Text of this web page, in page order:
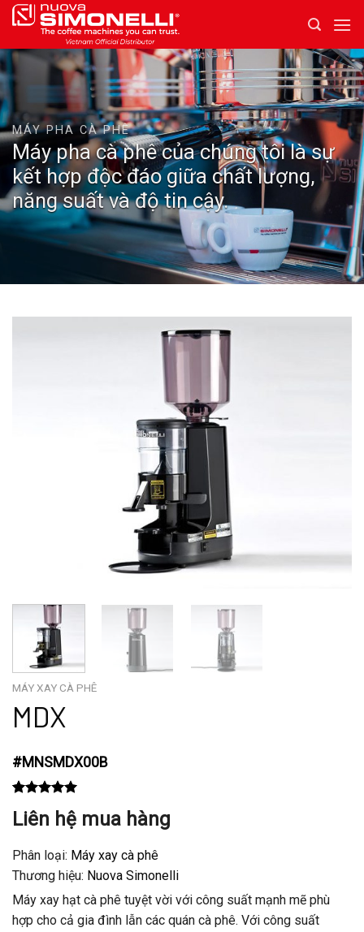
Skip
content
MÁY PHA CÀ PHÊ
Máy pha cà phê của chúng tôi là sự
kết hợp độc đáo giữa chất lượng,
năng suất và độ tin cậy.
MÁY XAY CÀ PHÊ
MDX
#MNSMDX00B
out of 5
rating
Liên hệ mua hàng
Phân loại: Máy xay cà phê
Thương hiệu: Nuova Simonelli
Máy xay hạt cà phê tuyệt vời với công suất mạnh mẽ phù
hợp cho cả gia đình lẫn các quán cà phê. Với công suất